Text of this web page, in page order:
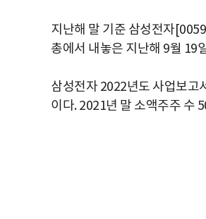
지난해 말 기준 삼성전자
총에서 내놓은 지난해 9월 19
삼성전자 2022년도 사업보고
이다. 2021년 말 소액주주 수